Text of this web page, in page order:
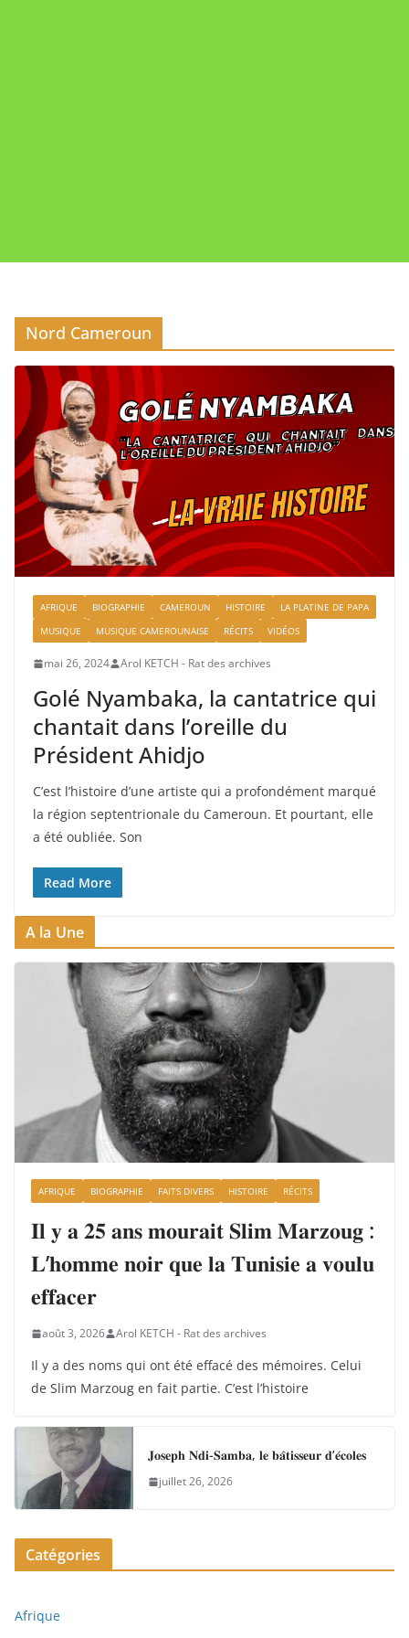
Nord Cameroun
AFRIQUE BIOGRAPHIE CAMEROUN HISTOIRE
LA PLATINE DE PAPA
MUSIQUE
MUSIQUE CAMEROUNAISE RÉCITS VIDÉOS
mai 26, 2024 Arol KETCH - Rat des archives
Golé Nyambaka, la cantatrice qui
chantait dans l’oreille du
Président Ahidjo
C’est l’histoire d’une artiste qui a profondément marqué
la région septentrionale du Cameroun. Et pourtant, elle
a été oubliée. Son
Read More
A la Une
AFRIQUE BIOGRAPHIE FAITS DIVERS HISTOIRE RÉCITS
𝐈𝐥 𝐲 𝐚 𝟐𝟓 𝐚𝐧𝐬 𝐦𝐨𝐮𝐫𝐚𝐢𝐭 𝐒𝐥𝐢𝐦 𝐌𝐚𝐫𝐳𝐨𝐮𝐠 :
𝐋’𝐡𝐨𝐦𝐦𝐞 𝐧𝐨𝐢𝐫 𝐪𝐮𝐞 𝐥𝐚 𝐓𝐮𝐧𝐢𝐬𝐢𝐞 𝐚 𝐯𝐨𝐮𝐥𝐮
𝐞𝐟𝐟𝐚𝐜𝐞𝐫
août 3, 2026 Arol KETCH - Rat des archives
Il y a des noms qui ont été effacé des mémoires. Celui
de Slim Marzoug en fait partie. C’est l’histoire
𝐉𝐨𝐬𝐞𝐩𝐡 𝐍𝐝𝐢-𝐒𝐚𝐦𝐛𝐚, 𝐥𝐞 𝐛𝐚̂𝐭𝐢𝐬𝐬𝐞𝐮𝐫 𝐝’𝐞́𝐜𝐨𝐥𝐞𝐬
juillet 26, 2026
Catégories
Afrique